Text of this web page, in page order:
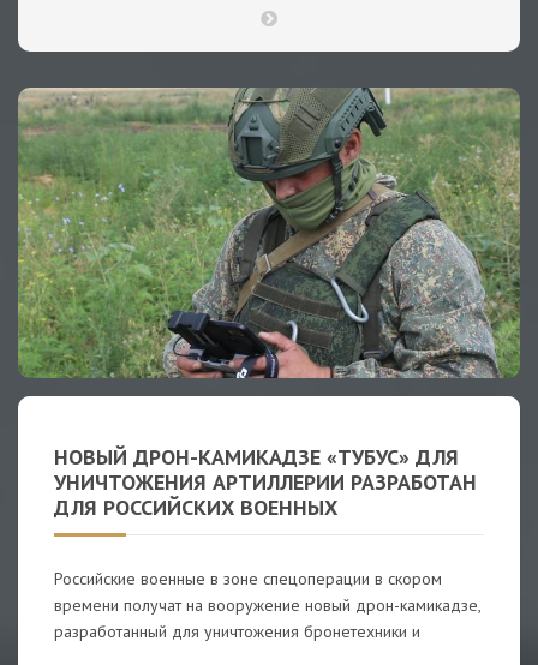
НОВЫЙ ДРОН-КАМИКАДЗЕ «ТУБУС» ДЛЯ
УНИЧТОЖЕНИЯ АРТИЛЛЕРИИ РАЗРАБОТАН
ДЛЯ РОССИЙСКИХ ВОЕННЫХ
Российские военные в зоне спецоперации в скором
времени получат на вооружение новый дрон-камикадзе,
разработанный для уничтожения бронетехники и